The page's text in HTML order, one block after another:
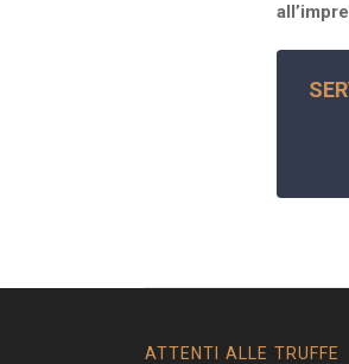
ATTENTI ALLE TRUFFE